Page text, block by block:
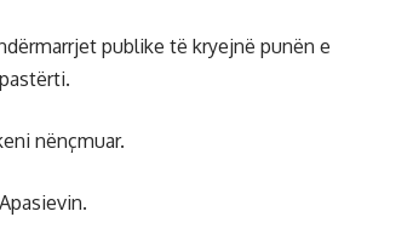
publike të kryejnë punën e
nënçmuar.